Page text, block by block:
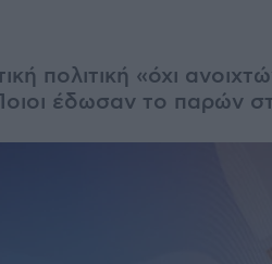
πολιτική «όχι
έδωσαν το παρών